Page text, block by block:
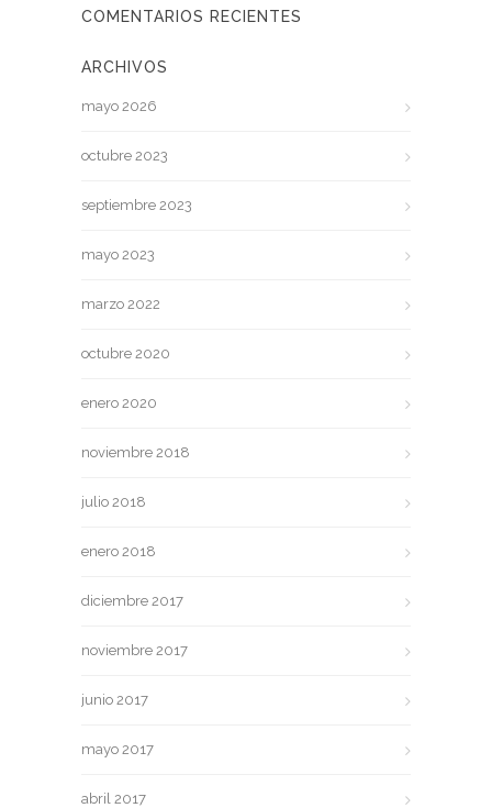
COMENTARIOS RECIENTES
ARCHIVOS
mayo 2026
octubre 2023
septiembre 2023
mayo 2023
marzo 2022
octubre 2020
enero 2020
noviembre 2018
julio 2018
enero 2018
diciembre 2017
noviembre 2017
junio 2017
mayo 2017
abril 2017